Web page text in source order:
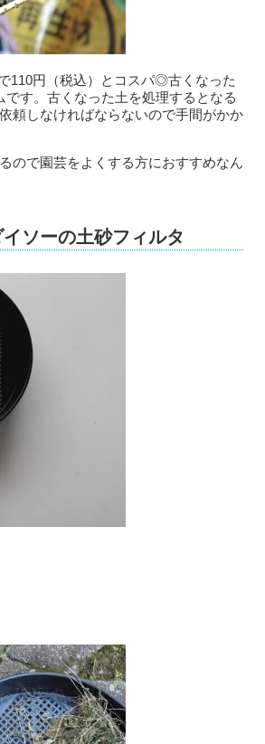
110円（税込）とコスパ◎古くなった
す。古くなった土を処理するとなる
頼しなければならないので手間がかか
ので園芸をよくする方におすすめなん
ソーの土砂フィルタ